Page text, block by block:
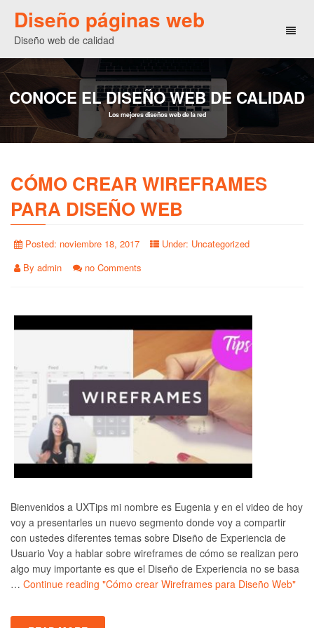
Diseño páginas web
Diseño web de calidad
CONOCE EL DISEÑO WEB DE CALIDAD
Los mejores diseños web de la red
CÓMO CREAR WIREFRAMES
PARA DISEÑO WEB
Posted: noviembre 18, 2017 Under: Uncategorized
By admin no Comments
Bienvenidos a UXTips mi nombre es Eugenia y en el video de hoy
voy a presentarles un nuevo segmento donde voy a compartir
con ustedes diferentes temas sobre Diseño de Experiencia de
Usuario Voy a hablar sobre wireframes de cómo se realizan pero
algo muy importante es que el Diseño de Experiencia no se basa
… Continue reading "Cómo crear Wireframes para Diseño Web"